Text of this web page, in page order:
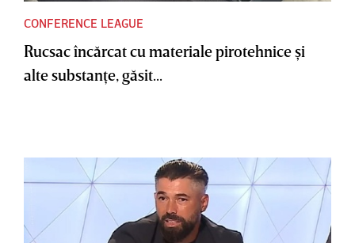
CONFERENCE LEAGUE
Rucsac încărcat cu materiale pirotehnice şi
alte substanţe, găsit...